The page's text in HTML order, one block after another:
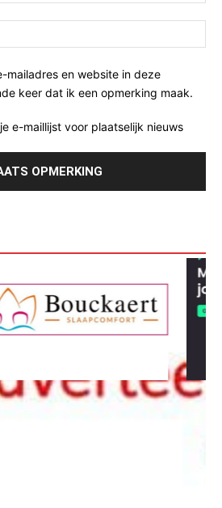
mailadres en website in deze
keer dat ik een opmerking maak.
e-maillijst voor plaatselijk nieuws